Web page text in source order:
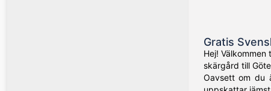
Gratis
Hej!
skärgård till
Oavsett om du